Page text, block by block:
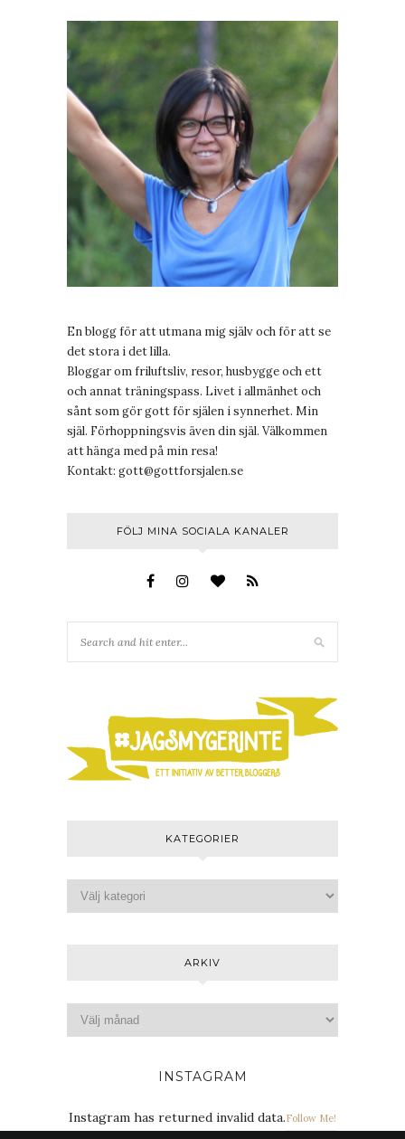
En blogg för att utmana mig själv och för att se
det stora i det lilla.
Bloggar om friluftsliv, resor, husbygge och ett
och annat träningspass. Livet i allmänhet och
sånt som gör gott för själen i synnerhet. Min
själ. Förhoppningsvis även din själ. Välkommen
att hänga med på min resa!
Kontakt: gott@gottforsjalen.se
FÖLJ MINA SOCIALA KANALER
KATEGORIER
ARKIV
INSTAGRAM
Instagram has returned invalid data.Follow Me!